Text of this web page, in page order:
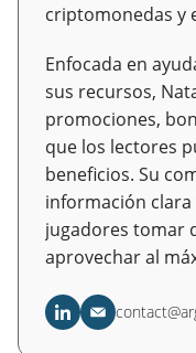
criptomonedas y
Enfocada en
sus recursos,
promociones,
que los lectores
beneficios. Su
información
jugadores tomar
aprovechar al